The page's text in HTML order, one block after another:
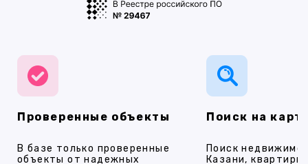
Проверенные объекты
В базе только проверенные
объекты от надежных
Поиск на
Поиск
Казани,